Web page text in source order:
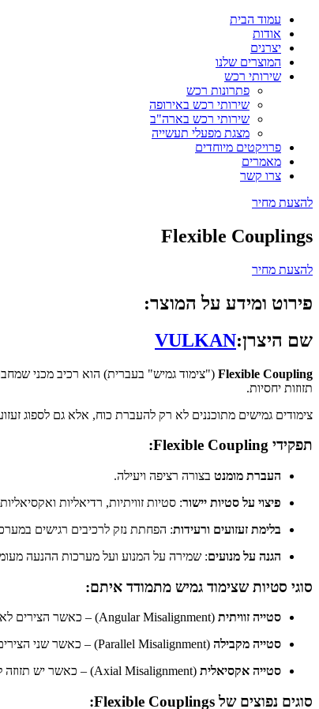
עמוד הבית
אודות
יצרנים
המוצרים שלנו
שירותי רכש
פתרונות רכש
שירותי רכש באירופה
שירותי רכש בארה"ב
מצגת מפעלי תעשייה
פרויקטים מיוחדים
מאמרים
צרו קשר
להצעת מחיר
Flexible Couplings
להצעת מחיר
פירוט ומידע על המוצר:
שם היצרן:VULKAN
Flexible Coupling ("צימוד גמיש" בעברית) הוא רכיב מכני שמחבר
תזוזות יחסיות.
צימודים גמישים מתוכננים לא רק להעברת כוח, אלא גם לספוג
תפקידי Flexible Coupling:
העברת מומנט בצורה רציפה ויעילה.
פיצוי על סטיות יישור: סטיות זוויתיות, רדיאליות
בלימת זעזועים ורעידות: הפחתת נזק לרכיבים רגישים
הגנה על מנועים: שמירה על המנוע ועל מערכות ההנעה
סוגי סטיות שצימוד גמיש מתמודד איתם:
סטייה זוויתית (Angular Misalignment) – כאשר הצירים לא נמצאים על אותו קו ישר.
סטייה מקבילה (Parallel Misalignment) – כאשר שני הצירים מקבילים אך לא נמצאים על אותו ציר.
סטייה אקסיאלית (Axial Misalignment) – כאשר יש תזוזה לאורכו של הציר.
סוגים נפוצים של Flexible Couplings: